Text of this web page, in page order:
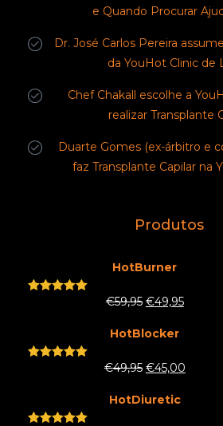
e Quando Procurar
Dr. José Carlos Pereira
da YouHot Clinic de
Chef Chakall escolhe a
realizar Transplante
Duarte Gomes (ex-árbitro e
faz Transplante Capilar na
Produtos
HotBurner
€59,95 €49,95
HotBlocker
€49,95 €45,00
HotDiuretic